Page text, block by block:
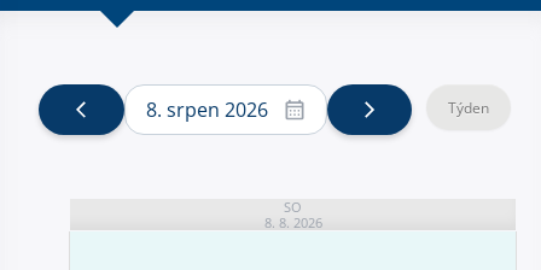
Týden
8. srpen 2026
SO
8. 8. 2026